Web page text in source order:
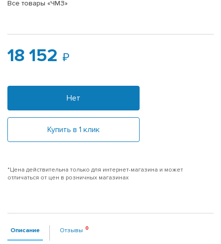
Все товары «ЧМЗ»
18 152
Нет
Купить в 1 клик
*Цена действительна только для интернет-магазина и может
отличаться от цен в розничных магазинах
Описание Отзывы